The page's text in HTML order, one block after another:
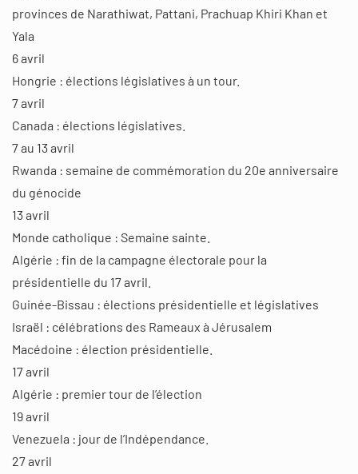
provinces de Narathiwat, Pattani, Prachuap Khiri Khan et
Yala
6 avril
Hongrie : élections législatives à un tour.
7 avril
Canada : élections législatives.
7 au 13 avril
Rwanda : semaine de commémoration du 20e anniversaire
du génocide
13 avril
Monde catholique : Semaine sainte.
Algérie : fin de la campagne électorale pour la
présidentielle du 17 avril.
Guinée-Bissau : élections présidentielle et législatives
Israël : célébrations des Rameaux à Jérusalem
Macédoine : élection présidentielle.
17 avril
Algérie : premier tour de l’élection
19 avril
Venezuela : jour de l’Indépendance.
27 avril